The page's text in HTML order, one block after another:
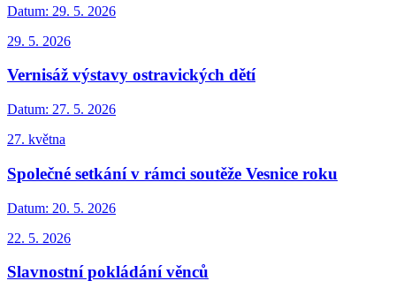
Datum: 29. 5. 2026
29. 5. 2026
Vernisáž výstavy ostravických dětí
Datum: 27. 5. 2026
27. května
Společné setkání v rámci soutěže Vesnice roku
Datum: 20. 5. 2026
22. 5. 2026
Slavnostní pokládání věnců